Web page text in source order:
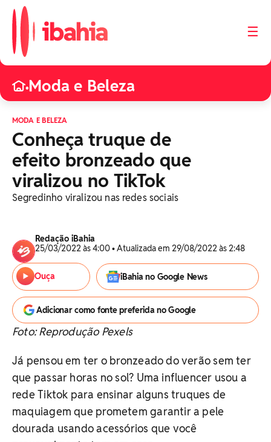
☰
•Moda e Beleza
MODA E BELEZA
Conheça truque de
efeito bronzeado que
viralizou no TikTok
Segredinho viralizou nas redes sociais
Redação iBahia
25/03/2022 às 4:00 • Atualizada em 29/08/2022 às 2:48
Ouça iBahia no Google News
Adicionar como fonte preferida no Google
Foto: Reprodução Pexels
Já pensou em ter o bronzeado do verão sem ter
que passar horas no sol? Uma influencer usou a
rede Tiktok para ensinar alguns truques de
maquiagem que prometem garantir a pele
dourada usando acessórios que você